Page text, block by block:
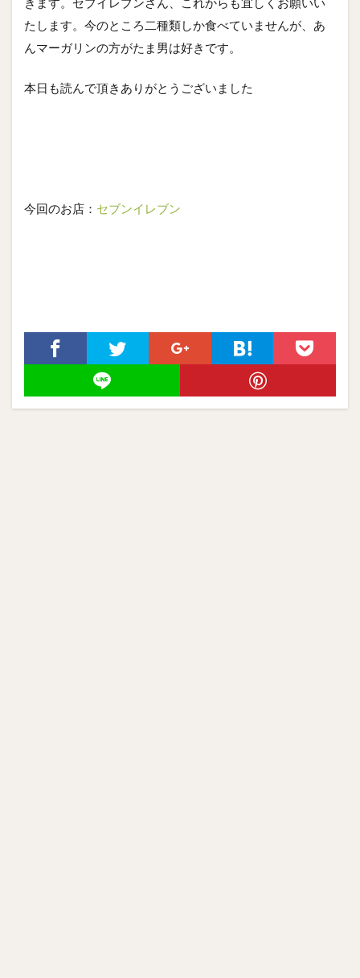
たします。今のところ二種類しか食べていませんが、あ
んマーガリンの方がたま男は好きです。
本日も読んで頂きありがとうございました
今回のお店： セブンイレブン